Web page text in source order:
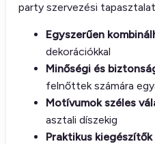
party szervezési
Egyszerűen
dekorációkkal
Minőségi és
felnőttek számára
Motívumok széles
asztali díszekig
Praktikus kiegészítők